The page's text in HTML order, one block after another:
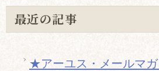
最近の記事
★アーユス・メールマ